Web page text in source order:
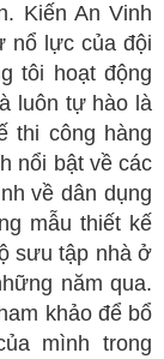
Kiến An Vinh
nổ lực của đội
tôi hoạt động
luôn tự hào là
thi công hàng
nổi bật về các
về dân dụng
mẫu thiết kế
sưu tập nhà ở
năm qua.
khảo để bổ
mình trong